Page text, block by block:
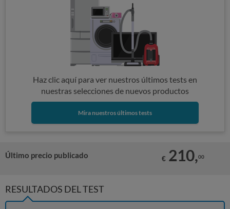
Haz clic aquí para ver nuestros últimos tests en
nuestras selecciones de nuevos productos
Mira nuestros últimos tests
Último precio publicado € 210,00
RESULTADOS DEL TEST